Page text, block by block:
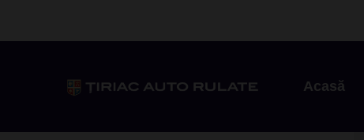
Acasă